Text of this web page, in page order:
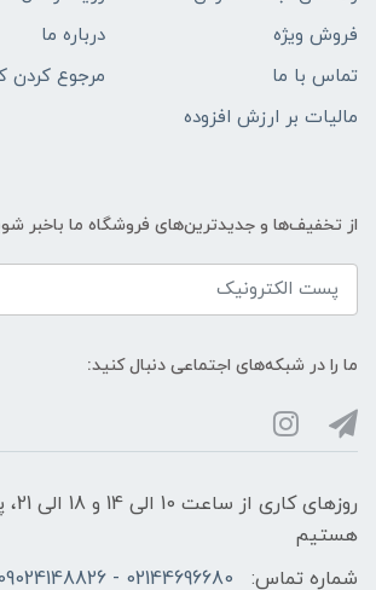
فروش ویژه
درباره ما
تماس با ما
مرجوع کردن
مالیات بر ارزش افزوده
از تخفیف‌ها و جدیدترین‌های فروشگاه ما باخبر
ما را در شبکه‌های اجتماعی دنبال کنید:
هستیم
شماره تماس:
02144696680 - 09024148826